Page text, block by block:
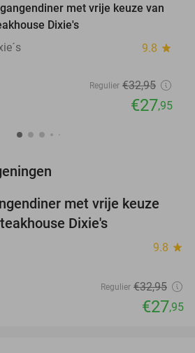
met vrije keuze van
Dixie's
9.8 star
Regulier €32,95
€27,95
15%
met vrije keuze
Dixie's
9.8 star
Regulier €32,95
€27,95